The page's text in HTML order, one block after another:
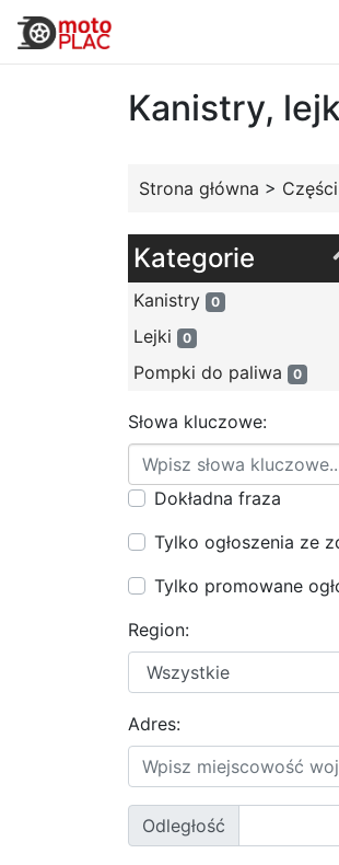
Kanistry,
Strona główna > Części
Kategorie
Kanistry 0
Lejki 0
Pompki do paliwa 0
Słowa kluczowe:
Dokładna fraza
Tylko ogłoszenia ze
Tylko promowane
Region:
Adres:
Odległość